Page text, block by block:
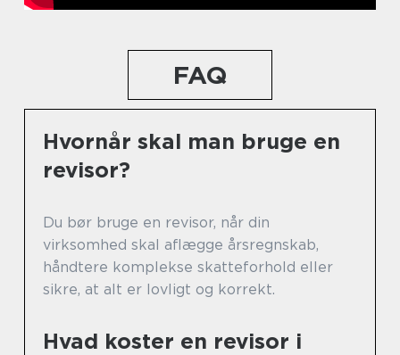
FAQ
Hvornår skal man bruge en
revisor?
Du bør bruge en revisor, når din
virksomhed skal aflægge årsregnskab,
håndtere komplekse skatteforhold eller
sikre, at alt er lovligt og korrekt.
Hvad koster en revisor i